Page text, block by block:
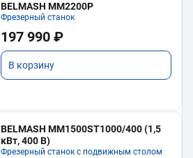
BELMASH MM2200P
Фрезерный станок
197 990 ₽
В корзину
BELMASH MM1500ST1000/400 (1,5
кВт, 400 В)
Фрезерный станок с подвижным столом